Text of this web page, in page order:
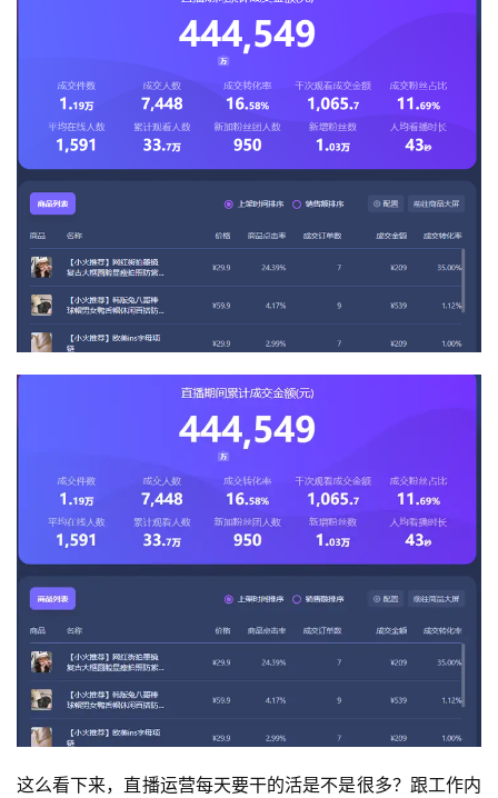
这么看下来，直播运营每天要干的活是不是很多？跟工作内